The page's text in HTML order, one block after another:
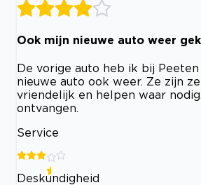
Ook mijn nieuwe auto weer
De vorige auto heb ik bij
nieuwe auto ook weer. Ze zijn
vriendelijk en helpen waar
ontvangen.
Service
Deskundigheid